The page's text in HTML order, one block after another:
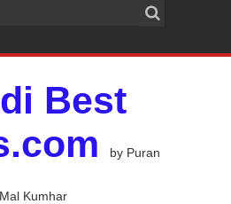
Best
by Puran
Mal Kumhar